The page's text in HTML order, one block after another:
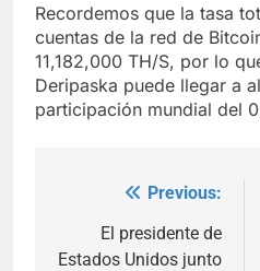
Recordemos que la tasa
cuentas de la red de
11,182,000 TH/S, por lo
Deripaska puede llegar a
participación mundial del
navigation
Previous:
El presidente de
Estados Unidos junto